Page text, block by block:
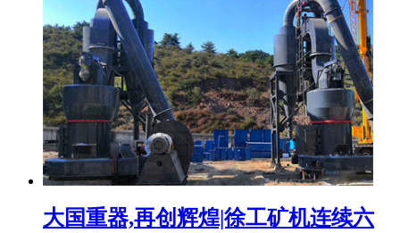
大国重器,再创辉煌|徐工矿机连续六